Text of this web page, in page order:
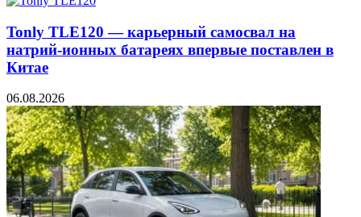
Tonly TLE120 — карьерный самосвал на
натрий-ионных батареях впервые поставлен в
Китае
06.08.2026